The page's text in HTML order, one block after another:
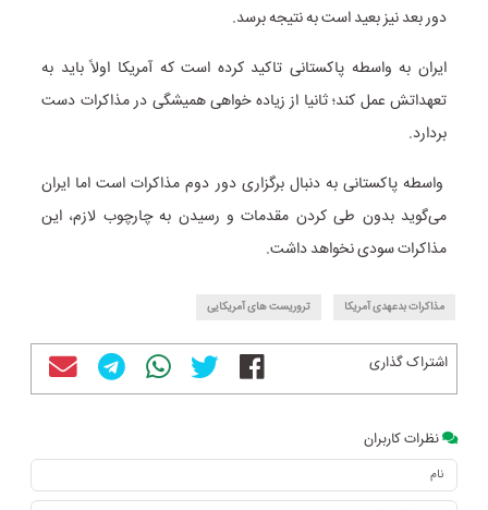
دور بعد نیز بعید است به نتیجه برسد.
ایران به واسطه پاکستانی تاکید کرده است که آمریکا اولاً باید به
تعهداتش عمل کند؛ ثانیا از زیاده خواهی همیشگی در مذاکرات دست
بردارد.
واسطه پاکستانی به دنبال برگزاری دور دوم مذاکرات است اما ایران
می‌گوید بدون طی کردن مقدمات و رسیدن به چارچوب لازم، این
مذاکرات سودی نخواهد داشت.
مذاکرات بدعهدی آمریکا تروریست های آمریکایی
اشتراک گذاری
نظرات کاربران